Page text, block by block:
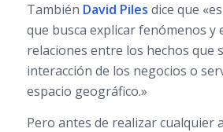
También David Piles dice que
que busca explicar fenómenos y
relaciones entre los hechos que
interacción de los negocios o
espacio geográfico.»
Pero antes de realizar cualquier